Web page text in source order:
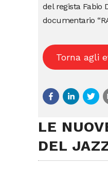
del regista Fabio
documentario
Torna agli
LE
DEL